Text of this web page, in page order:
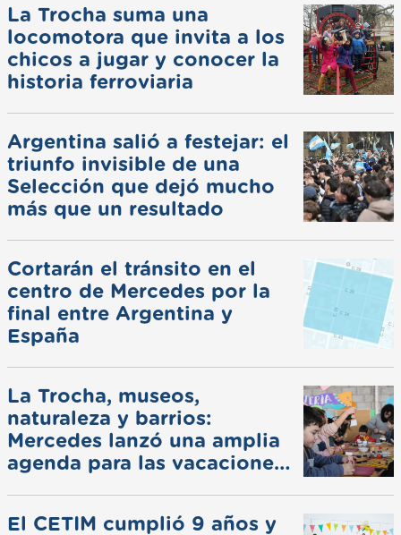
La Trocha suma una
locomotora que invita a los
chicos a jugar y conocer la
historia ferroviaria
Argentina salió a festejar: el
triunfo invisible de una
Selección que dejó mucho
más que un resultado
Cortarán el tránsito en el
centro de Mercedes por la
final entre Argentina y
España
La Trocha, museos,
naturaleza y barrios:
Mercedes lanzó una amplia
agenda para las vacaciones
El CETIM cumplió 9 años y